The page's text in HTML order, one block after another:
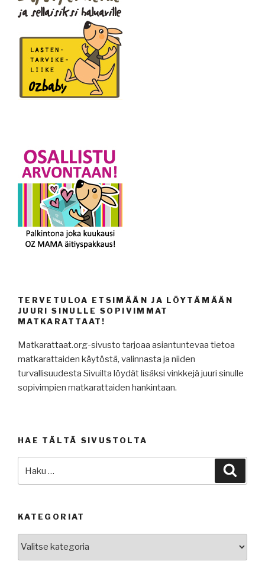
TERVETULOA ETSIMÄÄN JA LÖYTÄMÄÄN
JUURI SINULLE SOPIVIMMAT
MATKARATTAAT!
Matkarattaat.org-sivusto tarjoaa asiantuntevaa tietoa
matkarattaiden käytöstä, valinnasta ja niiden
turvallisuudesta Sivuilta löydät lisäksi vinkkejä juuri sinulle
sopivimpien matkarattaiden hankintaan.
HAE TÄLTÄ SIVUSTOLTA
KATEGORIAT
Kategoriat